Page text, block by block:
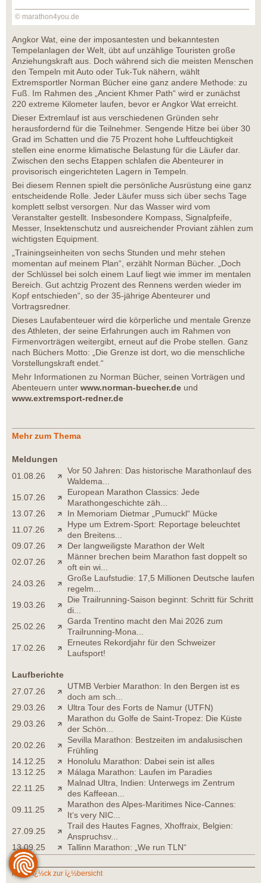
© marathon4you.de
Angkor Wat, eine der imposantesten und bekanntesten
Tempelanlagen der Welt, übt auf unzählige Touristen große
Anziehungskraft aus. Doch während sich die meisten Menschen
den Tempeln mit Auto oder Tuk-Tuk nähern, wählt
Extremsportler Norman Bücher eine ganz andere Methode: zu
Fuß. Im Rahmen des „Ancient Khmer Path“ wird er zunächst
220 extreme Kilometer laufen, bevor er Angkor Wat erreicht.
Dieser Extremlauf ist aus verschiedenen Gründen sehr
herausfordernd für die Teilnehmer. Sengende Hitze bei über 30
Grad im Schatten und die 75 Prozent hohe Luftfeuchtigkeit
stellen eine enorme klimatische Belastung für die Läufer dar.
Zwischen den sechs Etappen schlafen die Abenteurer in
provisorisch eingerichteten Lagern in Tempeln.
Bei diesem Rennen spielt die persönliche Ausrüstung eine ganz
entscheidende Rolle. Jeder Läufer muss sich über sechs Tage
komplett selbst versorgen. Nur das Wasser wird vom
Veranstalter gestellt. Insbesondere Kompass, Signalpfeife,
Messer, Insektenschutz und ausreichender Proviant zählen zum
wichtigsten Equipment.
„Trainingseinheiten von sechs Stunden und mehr stehen
momentan auf meinem Plan“, erzählt Norman Bücher. „Doch
der Schlüssel bei solch einem Lauf liegt wie immer im mentalen
Bereich. Gut achtzig Prozent des Rennens werden wieder im
Kopf entschieden“, so der 35-jährige Abenteurer und
Vortragsredner.
Dieses Laufabenteuer wird die körperliche und mentale Grenze
des Athleten, der seine Erfahrungen auch im Rahmen von
Firmenvorträgen weitergibt, erneut auf die Probe stellen. Ganz
nach Büchers Motto: „Die Grenze ist dort, wo die menschliche
Vorstellungskraft endet.“
Mehr Informationen zu Norman Bücher, seinen Vorträgen und
Abenteuern unter www.norman-buecher.de und
www.extremsport-redner.de
Mehr zum Thema
Meldungen
01.08.26
Vor 50 Jahren: Das historische Marathonlauf des
Waldema...
15.07.26
European Marathon Classics: Jede
Marathongeschichte zäh...
13.07.26
In Memoriam Dietmar „Pumuckl“ Mücke
11.07.26
Hype um Extrem-Sport: Reportage beleuchtet
den Breitens...
09.07.26
Der langweiligste Marathon der Welt
02.07.26
Männer brechen beim Marathon fast doppelt so
oft ein wi...
24.03.26
Große Laufstudie: 17,5 Millionen Deutsche laufen
regelm...
19.03.26
Die Trailrunning-Saison beginnt: Schritt für Schritt
di...
25.02.26
Garda Trentino macht den Mai 2026 zum
Trailrunning-Mona...
17.02.26
Erneutes Rekordjahr für den Schweizer
Laufsport!
Laufberichte
27.07.26
UTMB Verbier Marathon: In den Bergen ist es
doch am sch...
29.03.26
Ultra Tour des Forts de Namur (UTFN)
29.03.26
Marathon du Golfe de Saint-Tropez: Die Küste
der Schön...
20.02.26
Sevilla Marathon: Bestzeiten im andalusischen
Frühling
14.12.25
Honolulu Marathon: Dabei sein ist alles
13.12.25
Málaga Marathon: Laufen im Paradies
22.11.25
Malnad Ultra, Indien: Unterwegs im Zentrum
des Kaffeean...
09.11.25
Marathon des Alpes-Maritimes Nice-Cannes:
It‘s very NIC...
27.09.25
Trail des Hautes Fagnes, Xhoffraix, Belgien:
Anspruchsv...
13.09.25
Tallinn Marathon: „We run TLN“
zurï¿½ck zur ï¿½bersicht